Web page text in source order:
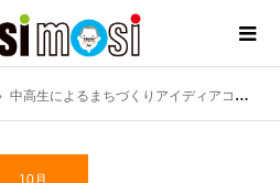
中高生によるまちづくりアイディアコンテスト（申し込みは9/25締め切り）
10月